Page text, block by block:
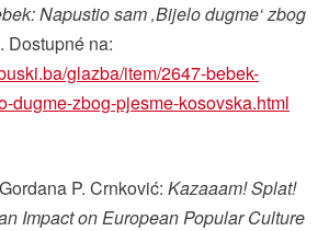
Napustio sam ‚Bijelo dugme‘ zbog
. Dostupné na:
glazba/item/2647-bebek-
dugme-zbog-pjesme-kosovska.html
P. Crnković: Kazaaam! Splat!
Impact on European Popular Culture